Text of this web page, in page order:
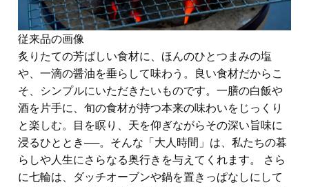
従来品の画像
炙りたての芳ばしい食材に、ほんのひとつまみの塩
や、一滴の醤油を垂らして味わう。良い食材だからこ
そ、シンプルにいただきたいものです。一膳の白飯や
酒を片手に、旬の食材が持つ本来の味わいをじっくり
と楽しむ。目を瞑り、天を仰ぎながらその深い旨味に
浸るひととき──。そんな「大人時間」は、私たちの暮
らしや人生にさらなる奥行きを与えてくれます。 さら
に七輪は、ダッチオーブンや鍋を置きっぱなしにして